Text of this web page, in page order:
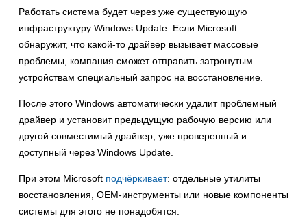
Работать система будет через уже существующую
инфраструктуру Windows Update. Если Microsoft
обнаружит, что какой-то драйвер вызывает массовые
проблемы, компания сможет отправить затронутым
устройствам специальный запрос на восстановление.
После этого Windows автоматически удалит проблемный
драйвер и установит предыдущую рабочую версию или
другой совместимый драйвер, уже проверенный и
доступный через Windows Update.
При этом Microsoft подчёркивает: отдельные утилиты
восстановления, OEM-инструменты или новые компоненты
системы для этого не понадобятся.